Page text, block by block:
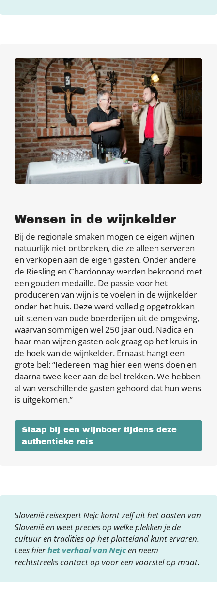
Wensen in de wijnkelder
Bij de regionale smaken mogen de eigen wijnen
natuurlijk niet ontbreken, die ze alleen serveren
en verkopen aan de eigen gasten. Onder andere
de Riesling en Chardonnay werden bekroond met
een gouden medaille. De passie voor het
produceren van wijn is te voelen in de wijnkelder
onder het huis. Deze werd volledig opgetrokken
uit stenen van oude boerderijen uit de omgeving,
waarvan sommigen wel 250 jaar oud. Nadica en
haar man wijzen gasten ook graag op het kruis in
de hoek van de wijnkelder. Ernaast hangt een
grote bel: “Iedereen mag hier een wens doen en
daarna twee keer aan de bel trekken. We hebben
al van verschillende gasten gehoord dat hun wens
is uitgekomen.”
Slaap bij een wijnboer tijdens deze
authentieke reis
Slovenië reisexpert Nejc komt zelf uit het oosten van
Slovenië en weet precies op welke plekken je de
cultuur en tradities op het platteland kunt ervaren.
Lees hierhet verhaal van Nejcen neem
rechtstreeks contact op voor een voorstel op maat.